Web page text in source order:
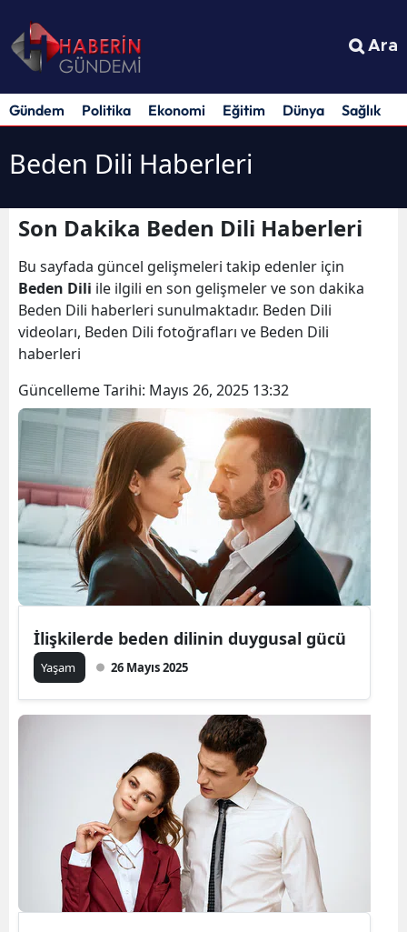
Ara
Gündem Politika Ekonomi Eğitim Dünya Sağlık
Beden Dili Haberleri
Son Dakika Beden Dili Haberleri
Bu sayfada güncel gelişmeleri takip edenler için
Beden Dili ile ilgili en son gelişmeler ve son dakika
Beden Dili haberleri sunulmaktadır. Beden Dili
videoları, Beden Dili fotoğrafları ve Beden Dili
haberleri
Güncelleme Tarihi: Mayıs 26, 2025 13:32
İlişkilerde beden dilinin duygusal gücü
Yaşam 26 Mayıs 2025